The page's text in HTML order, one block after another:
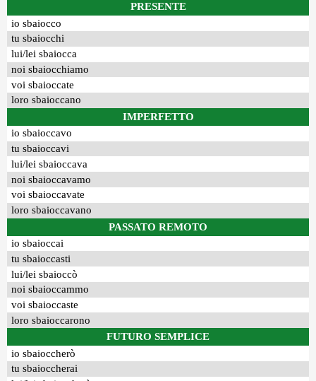
PRESENTE
io sbaiocco
tu sbaiocchi
lui/lei sbaiocca
noi sbaiocchiamo
voi sbaioccate
loro sbaioccano
IMPERFETTO
io sbaioccavo
tu sbaioccavi
lui/lei sbaioccava
noi sbaioccavamo
voi sbaioccavate
loro sbaioccavano
PASSATO REMOTO
io sbaioccai
tu sbaioccasti
lui/lei sbaioccò
noi sbaioccammo
voi sbaioccaste
loro sbaioccarono
FUTURO SEMPLICE
io sbaioccherò
tu sbaioccherai